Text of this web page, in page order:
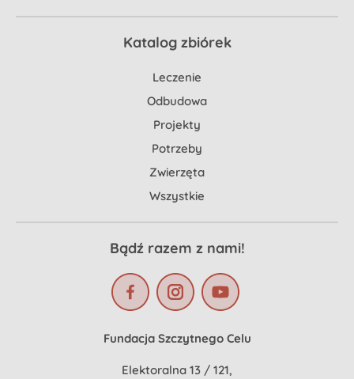
Katalog zbiórek
Leczenie
Odbudowa
Projekty
Potrzeby
Zwierzęta
Wszystkie
Bądź razem z nami!
Fundacja Szczytnego Celu
Elektoralna 13 / 121,